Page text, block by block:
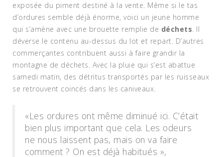
exposée du piment destiné à la vente. Même si le tas
d’ordures semble déjà énorme, voici un jeune homme
qui s’amène avec une brouette remplie de déchets. Il
déverse le contenu au-dessus du lot et repart. D’autres
commerçantes contribuent aussi à faire grandir la
montagne de déchets. Avec la pluie qui s’est abattue
samedi matin, des détritus transportés par les ruisseaux
se retrouvent coincés dans les caniveaux.
«Les ordures ont même diminué ici. C’était
bien plus important que cela. Les odeurs
ne nous laissent pas, mais on va faire
comment ? On est déjà habitués »,